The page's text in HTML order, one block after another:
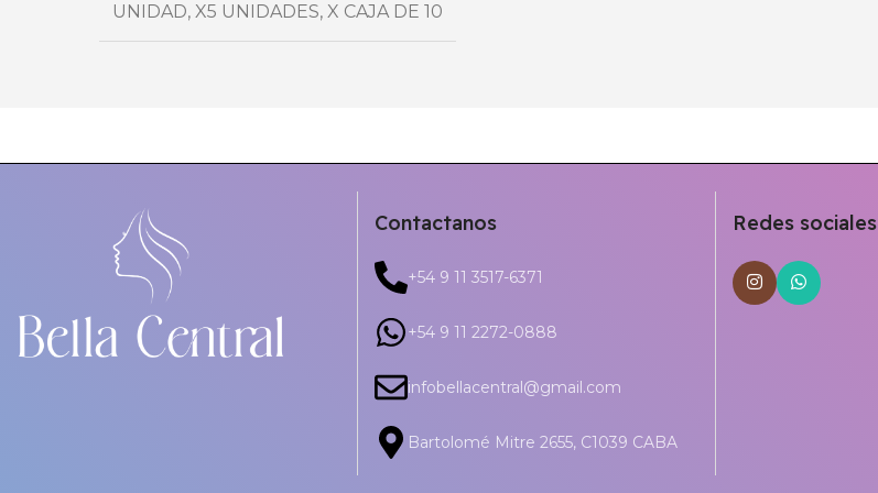
UNIDAD, X5 UNIDADES, X CAJA DE 10
Contactanos
+54 9 11 3517-6371
+54 9 11 2272-0888
infobellacentral@gmail.com
Bartolomé Mitre 2655, C1039 CABA
Redes sociales